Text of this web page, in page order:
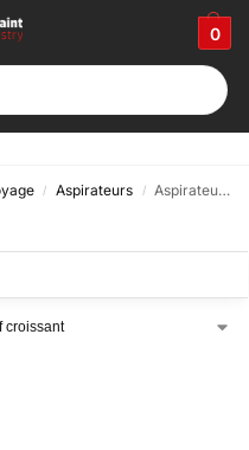
0
M"
/ Aspirateurs / Aspirateurs "classe M"